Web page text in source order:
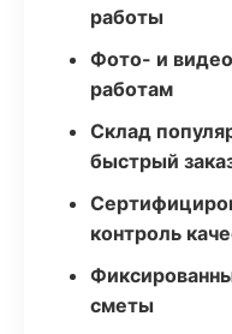
работы
Фото- и
работам
Склад
быстрый
контроль
сметы